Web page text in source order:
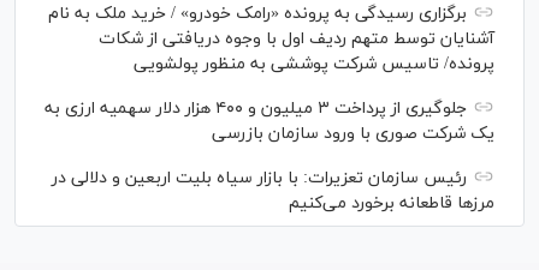
برگزاری رسیدگی به پرونده «رامک خودرو» / خرید ملک به نام
آشنایان توسط متهم ردیف اول با وجوه دریافتی از شکات
پرونده/ تاسیس شرکت پوششی به منظور پولشویی
جلوگیری از پرداخت ۳ میلیون و ۴۰۰ هزار دلار سهمیه ارزی به
یک شرکت صوری با ورود سازمان بازرسی
رئیس سازمان تعزیرات: با بازار سیاه بلیت اربعین و دلالی در
مرز‌ها قاطعانه برخورد می‌کنیم